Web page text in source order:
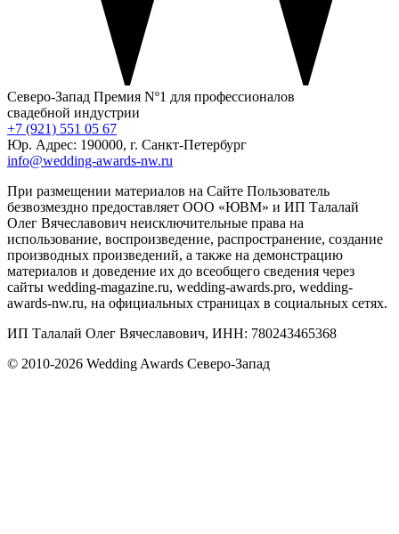
Северо-Запад Премия Nº1 для профессионалов
свадебной индустрии
+7 (921) 551 05 67
Юр. Адрес: 190000, г. Санкт-Петербург
info@wedding-awards-nw.ru
При размещении материалов на Сайте Пользователь
безвозмездно предоставляет ООО «ЮВМ» и ИП Талалай
Олег Вячеславович неисключительные права на
использование, воспроизведение, распространение, создание
производных произведений, а также на демонстрацию
материалов и доведение их до всеобщего сведения через
сайты wedding-magazine.ru, wedding-awards.pro, wedding-
awards-nw.ru, на официальных страницах в социальных сетях.
ИП Талалай Олег Вячеславович, ИНН: 780243465368
© 2010-2026 Wedding Awards Северо-Запад